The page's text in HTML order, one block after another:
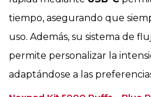
tiempo, asegurando que
uso. Además, su sistema de
permite personalizar la
adaptándose a las